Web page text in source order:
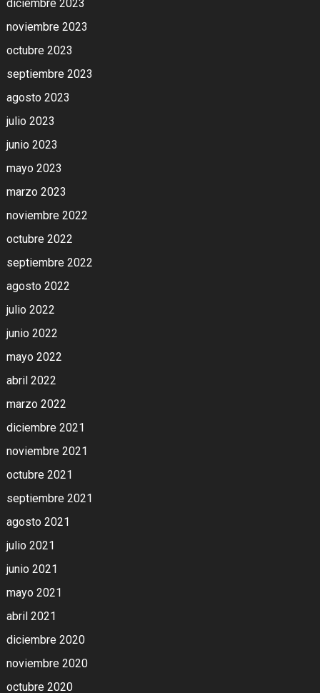
diciembre 2023
noviembre 2023
octubre 2023
septiembre 2023
agosto 2023
julio 2023
junio 2023
mayo 2023
marzo 2023
noviembre 2022
octubre 2022
septiembre 2022
agosto 2022
julio 2022
junio 2022
mayo 2022
abril 2022
marzo 2022
diciembre 2021
noviembre 2021
octubre 2021
septiembre 2021
agosto 2021
julio 2021
junio 2021
mayo 2021
abril 2021
diciembre 2020
noviembre 2020
octubre 2020